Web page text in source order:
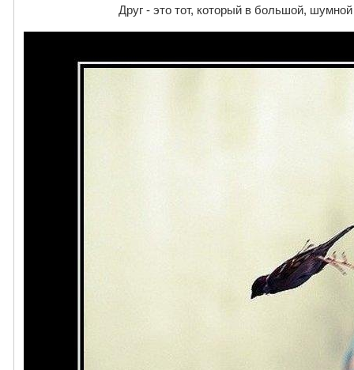
Друг - это тот, который в большой,